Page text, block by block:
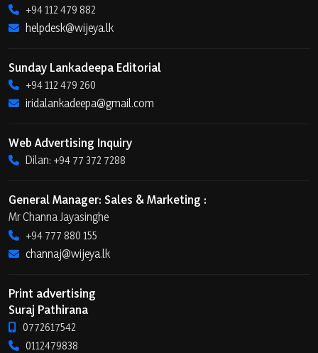
+94 112 479 882
helpdesk@wijeya.lk
Sunday Lankadeepa Editorial
+94 112 479 260
iridalankadeepa@gmail.com
Web Advertising Inquiry
Dilan: +94 77 372 7288
General Manager: Sales & Marketing :
Mr Channa Jayasinghe
+94 777 880 155
channaj@wijeya.lk
Print advertising
Suraj Pathirana
0772617542
0112479838